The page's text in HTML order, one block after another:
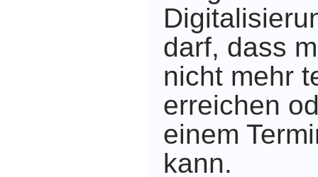
darf, dass
nicht mehr
erreichen
einem
kann.